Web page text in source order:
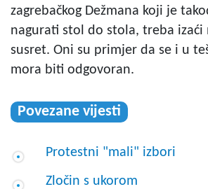
zagrebačkog Dežmana koji je
nagurati stol do stola, treba izaći
susret. Oni su primjer da se i u
mora biti odgovoran.
Povezane vijesti
Protestni "mali" izbori
Zločin s ukorom